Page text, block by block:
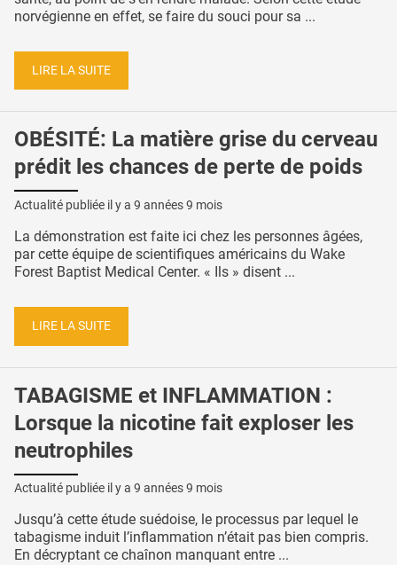
norvégienne en effet, se faire du souci pour sa ...
LIRE LA SUITE
OBÉSITÉ: La matière grise du cerveau
prédit les chances de perte de poids
Actualité publiée il y a 9 années 9 mois
La démonstration est faite ici chez les personnes âgées,
par cette équipe de scientifiques américains du Wake
Forest Baptist Medical Center. « Ils » disent ...
LIRE LA SUITE
TABAGISME et INFLAMMATION :
Lorsque la nicotine fait exploser les
neutrophiles
Actualité publiée il y a 9 années 9 mois
Jusqu’à cette étude suédoise, le processus par lequel le
tabagisme induit l’inflammation n’était pas bien compris.
En décryptant ce chaînon manquant entre ...